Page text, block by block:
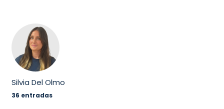
Silvia Del Olmo
36 entradas